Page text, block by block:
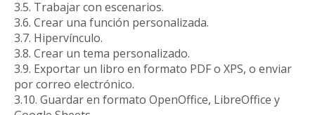
3.5. Trabajar con escenarios.
3.6. Crear una función personalizada.
3.7. Hipervínculo.
3.8. Crear un tema personalizado.
3.9. Exportar un libro en formato PDF o XPS, o enviar
por correo electrónico.
3.10. Guardar en formato OpenOffice, LibreOffice y